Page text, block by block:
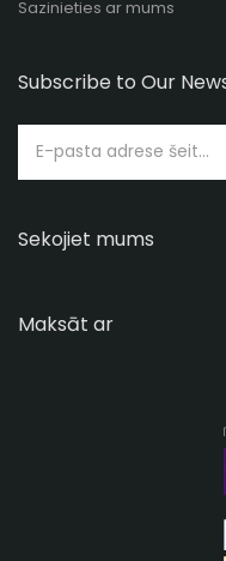
Sazinieties ar mums
Subscribe to Our
Sekojiet mums
Maksāt ar